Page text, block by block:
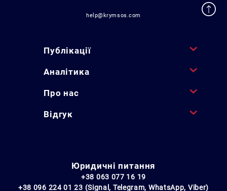
help@krymsos.com
Публікації
Аналітика
Про нас
Відгук
Юридичні питання
+38 063 077 16 19
+38 096 224 01 23 (Signal, Telegram, WhatsApp, Viber)